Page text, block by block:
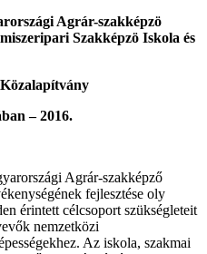
Agrár-szakképzö
Szakképzö Iskola és
– 2016.
Agrár-szakképző
fejlesztése oly
érintett célcsoport szükségleteit
nemzetközi
Az iskola, szakmai